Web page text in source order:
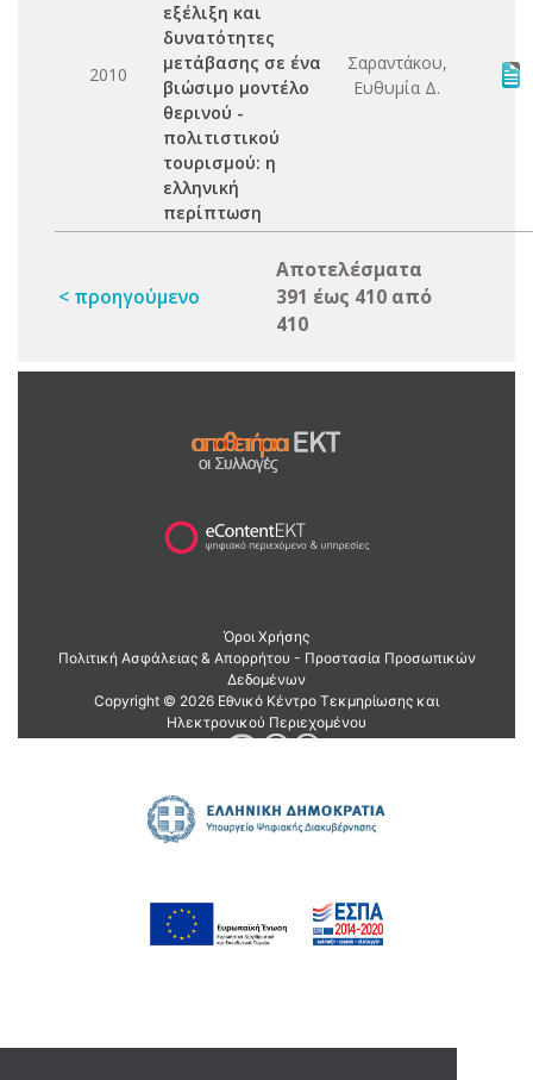
2010
εξέλιξη και
δυνατότητες
μετάβασης σε ένα
βιώσιμο μοντέλο
θερινού -
πολιτιστικού
τουρισμού: η
ελληνική
περίπτωση
Σαραντάκου,
Ευθυμία Δ.
< προηγούμενο
Αποτελέσματα
391 έως 410 από
410